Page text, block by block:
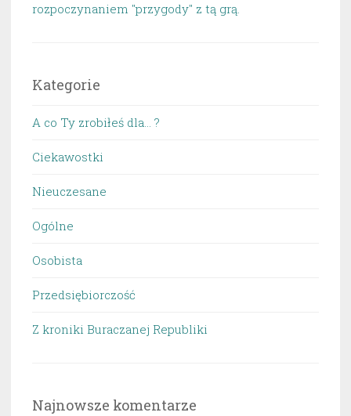
rozpoczynaniem "przygody" z tą grą.
Kategorie
A co Ty zrobiłeś dla… ?
Ciekawostki
Nieuczesane
Ogólne
Osobista
Przedsiębiorczość
Z kroniki Buraczanej Republiki
Najnowsze komentarze